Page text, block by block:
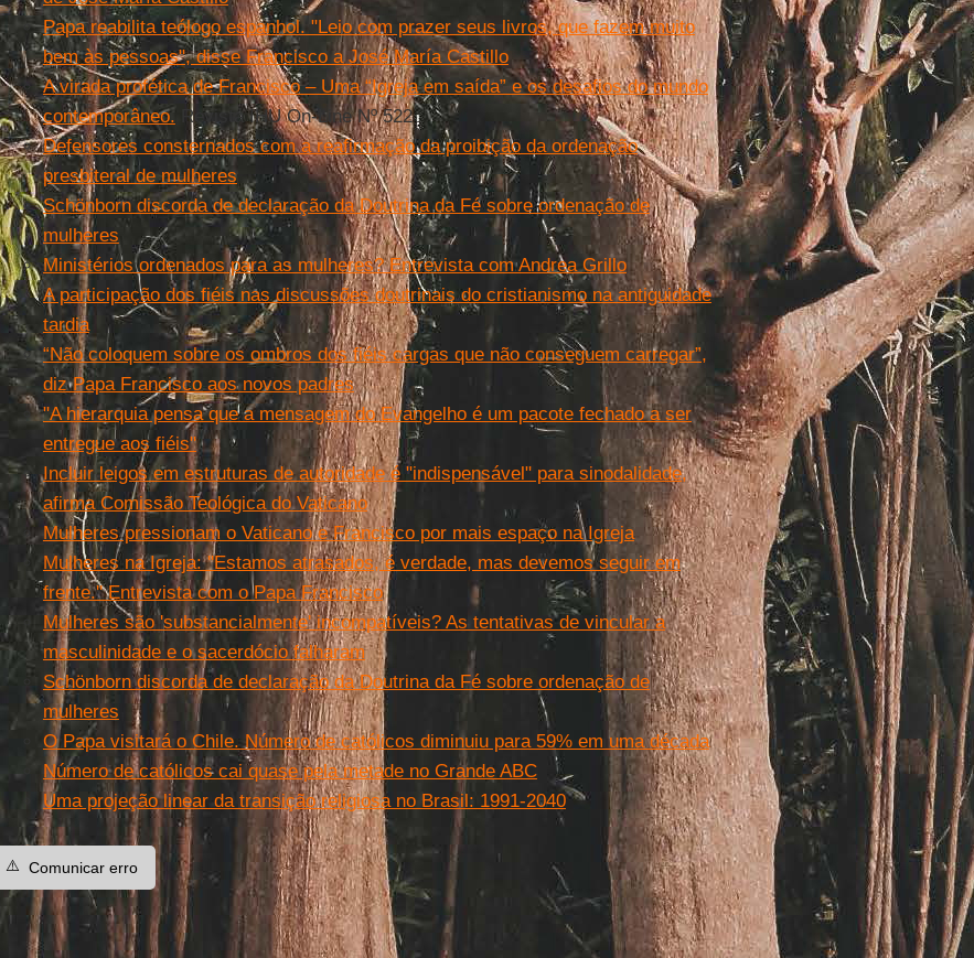
Papa reabilita teólogo espanhol. "Leio com prazer seus livros, que fazem muito
bem às pessoas", disse Francisco a José María Castillo
A virada profética de Francisco – Uma “Igreja em saída” e os desafios do mundo
contemporâneo. Revista IHU On-Line Nº 522
Defensores consternados com a reafirmação da proibição da ordenação
presbiteral de mulheres
Schönborn discorda de declaração da Doutrina da Fé sobre ordenação de
mulheres
Ministérios ordenados para as mulheres? Entrevista com Andrea Grillo
A participação dos fiéis nas discussões doutrinais do cristianismo na antiguidade
tardia
“Não coloquem sobre os ombros dos fiéis cargas que não conseguem carregar”,
diz Papa Francisco aos novos padres
"A hierarquia pensa que a mensagem do Evangelho é um pacote fechado a ser
entregue aos fiéis"
Incluir leigos em estruturas de autoridade é "indispensável" para sinodalidade,
afirma Comissão Teológica do Vaticano
Mulheres pressionam o Vaticano e Francisco por mais espaço na Igreja
Mulheres na Igreja: ''Estamos atrasados, é verdade, mas devemos seguir em
frente.'' Entrevista com o Papa Francisco
Mulheres são 'substancialmente' incompatíveis? As tentativas de vincular a
masculinidade e o sacerdócio falharam
Schönborn discorda de declaração da Doutrina da Fé sobre ordenação de
mulheres
O Papa visitará o Chile. Número de católicos diminuiu para 59% em uma década
Número de católicos cai quase pela metade no Grande ABC
Uma projeção linear da transição religiosa no Brasil: 1991-2040
⚠️ Comunicar erro